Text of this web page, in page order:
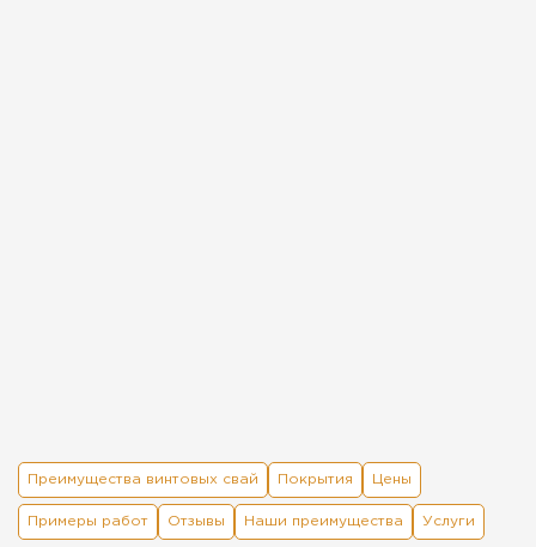
Преимущества винтовых свай Покрытия Цены
Примеры работ Отзывы Наши преимущества Услуги